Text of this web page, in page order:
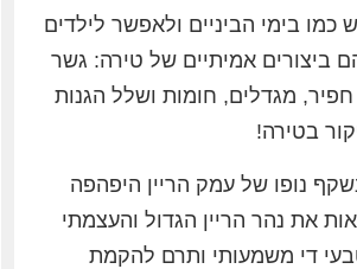
בימי הביניים ולאפשר לילדים
ביצורים אמיתיים של טירה: גשר
מגדלים, חומות ושלל הגנות
בטירה!
נופו של עמק הריין היפהפה
את נהר הריין הגדול והעצמתי
די משמעותי ותרם להקמת